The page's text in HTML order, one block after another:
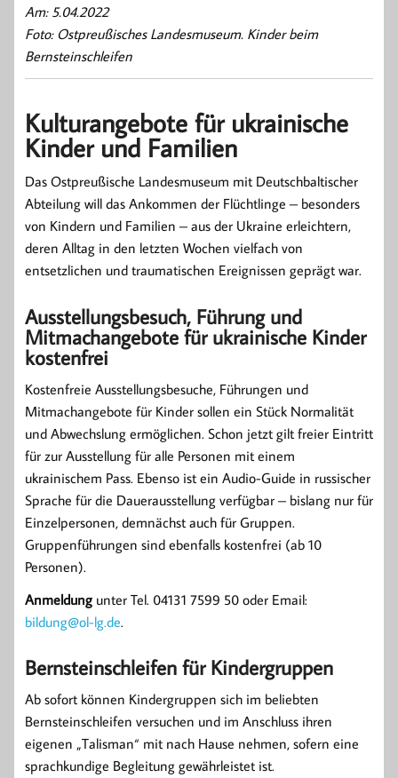
Am: 5.04.2022
Foto: Ostpreußisches Landesmuseum. Kinder beim
Bernsteinschleifen
Kulturangebote für ukrainische
Kinder und Familien
Das Ostpreußische Landesmuseum mit Deutschbaltischer
Abteilung will das Ankommen der Flüchtlinge – besonders
von Kindern und Familien – aus der Ukraine erleichtern,
deren Alltag in den letzten Wochen vielfach von
entsetzlichen und traumatischen Ereignissen geprägt war.
Ausstellungsbesuch, Führung und
Mitmachangebote für ukrainische Kinder
kostenfrei
Kostenfreie Ausstellungsbesuche, Führungen und
Mitmachangebote für Kinder sollen ein Stück Normalität
und Abwechslung ermöglichen. Schon jetzt gilt freier Eintritt
für zur Ausstellung für alle Personen mit einem
ukrainischem Pass. Ebenso ist ein Audio-Guide in russischer
Sprache für die Dauerausstellung verfügbar – bislang nur für
Einzelpersonen, demnächst auch für Gruppen.
Gruppenführungen sind ebenfalls kostenfrei (ab 10
Personen).
Anmeldung unter Tel. 04131 7599 50 oder Email:
bildung@ol-lg.de.
Bernsteinschleifen für Kindergruppen
Ab sofort können Kindergruppen sich im beliebten
Bernsteinschleifen versuchen und im Anschluss ihren
eigenen „Talisman“ mit nach Hause nehmen, sofern eine
sprachkundige Begleitung gewährleistet ist.